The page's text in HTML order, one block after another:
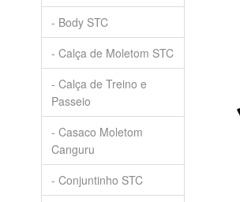
- Body STC
- Calça de Moletom STC
- Calça de Treino e
Passeio
- Casaco Moletom
Canguru
- Conjuntinho STC